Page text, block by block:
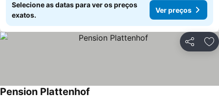
Selecione as datas para ver os preços
exatos.
Ver preços
Partilhar
Pension Plattenhof